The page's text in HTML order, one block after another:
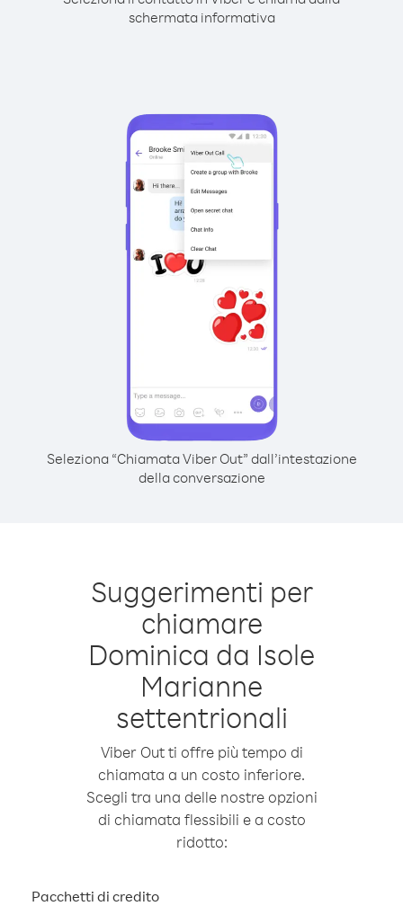
schermata informativa
Seleziona “Chiamata Viber Out” dall’intestazione
della conversazione
Suggerimenti per
chiamare
Dominica da Isole
Marianne
settentrionali
Viber Out ti offre più tempo di
chiamata a un costo inferiore.
Scegli tra una delle nostre opzioni
di chiamata flessibili e a costo
ridotto:
Pacchetti di credito